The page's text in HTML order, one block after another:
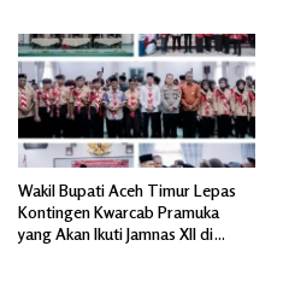
Wakil Bupati Aceh Timur Lepas
Kontingen Kwarcab Pramuka
yang Akan Ikuti Jamnas XII di